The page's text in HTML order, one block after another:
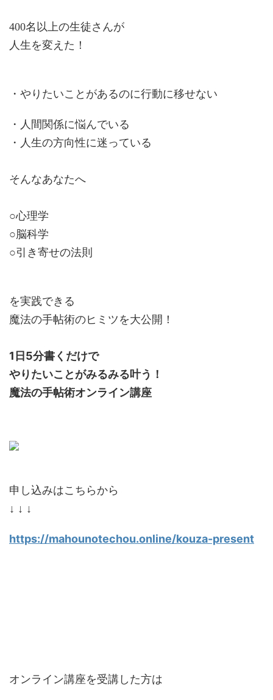
400名以上の生徒さんが
人生を変えた！
・ やりたいことがあるのに行動に移せない
・人間関係に悩んでいる
・人生の方向性に迷っている
そんなあなたへ
○心理学
○脳科学
○引き寄せの法則
を実践できる
魔法の手帖術のヒミツを大公開！
1日5分書くだけで
やりたいことがみるみる叶う！
魔法の手帖術オンライン講座
申し込みはこちらから
↓ ↓ ↓
https://mahounotechou.online/kouza-present
オンライン講座を受講した方は